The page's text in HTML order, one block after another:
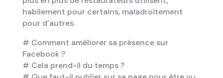
habilement pour certains, maladroitement
pour d’autres.
# Comment améliorer sa présence sur
Facebook ?
# Cela prend-il du temps ?